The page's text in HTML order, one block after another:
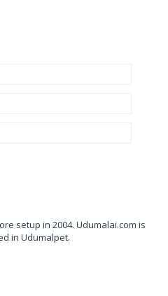
setup in 2004. Udumalai.com is
in Udumalpet.